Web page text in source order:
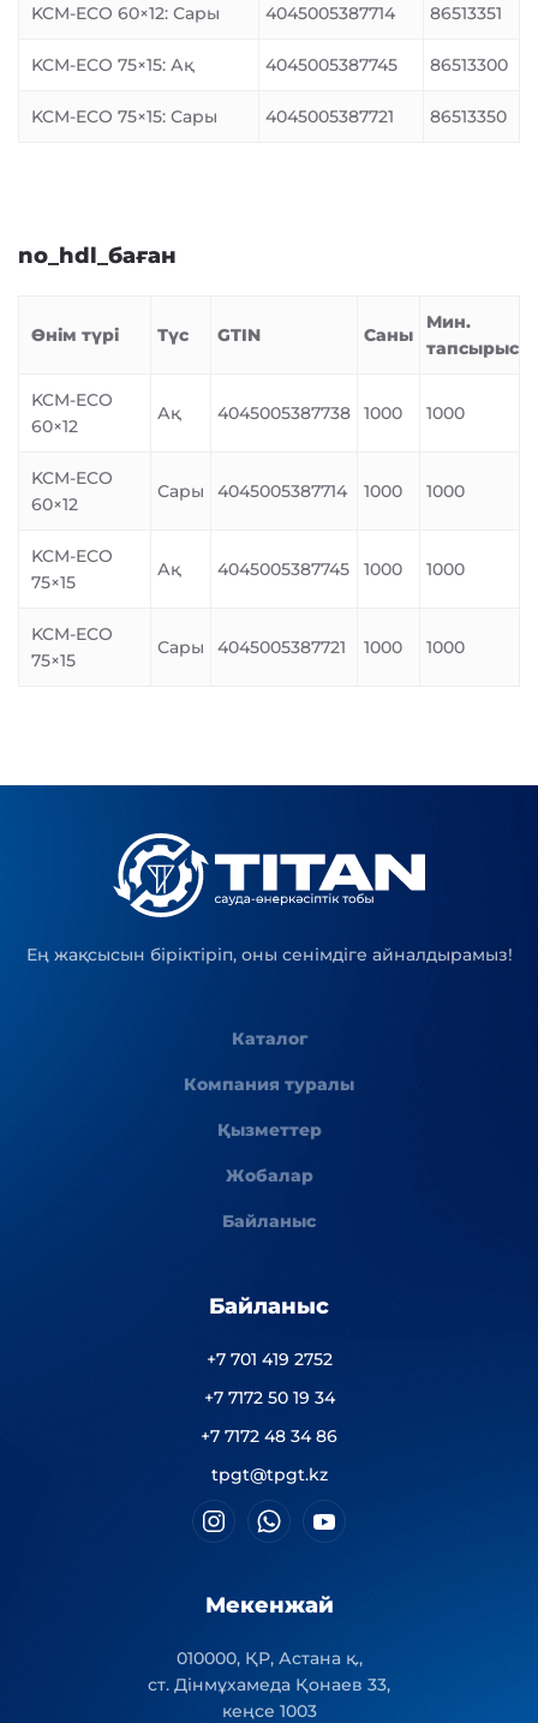
KCM-ECO 60×12: Сары 4045005387714 86513351
KCM-ECO 75×15: Ақ 4045005387745 86513300
KCM-ECO 75×15: Сары 4045005387721 86513350
no_hdl_баған
Өнім түрі Түс GTIN Саны
Мин.
тапсырыс
KCM-ECO
60×12
Ақ 4045005387738 1000 1000
KCM-ECO
60×12
Сары 4045005387714 1000 1000
KCM-ECO
75×15
Ақ 4045005387745 1000 1000
KCM-ECO
75×15
Сары 4045005387721 1000 1000
Ең жақсысын біріктіріп, оны сенімдіге айналдырамыз!
Каталог
Компания туралы
Қызметтер
Жобалар
Байланыс
Байланыс
+7 701 419 2752
+7 7172 50 19 34
+7 7172 48 34 86
tpgt@tpgt.kz
Мекенжай
010000, ҚР, Астана қ.,
ст. Дінмұхамеда Қонаев 33,
кеңсе 1003